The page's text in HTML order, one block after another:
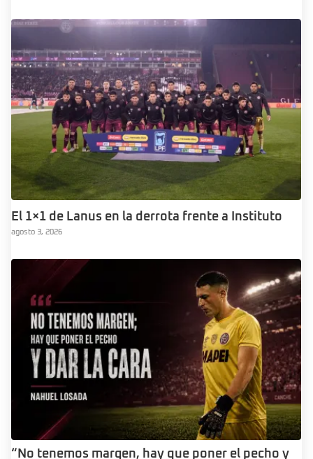
El 1×1 de Lanus en la derrota frente a Instituto
agosto 3, 2026
“No tenemos margen, hay que poner el pecho y